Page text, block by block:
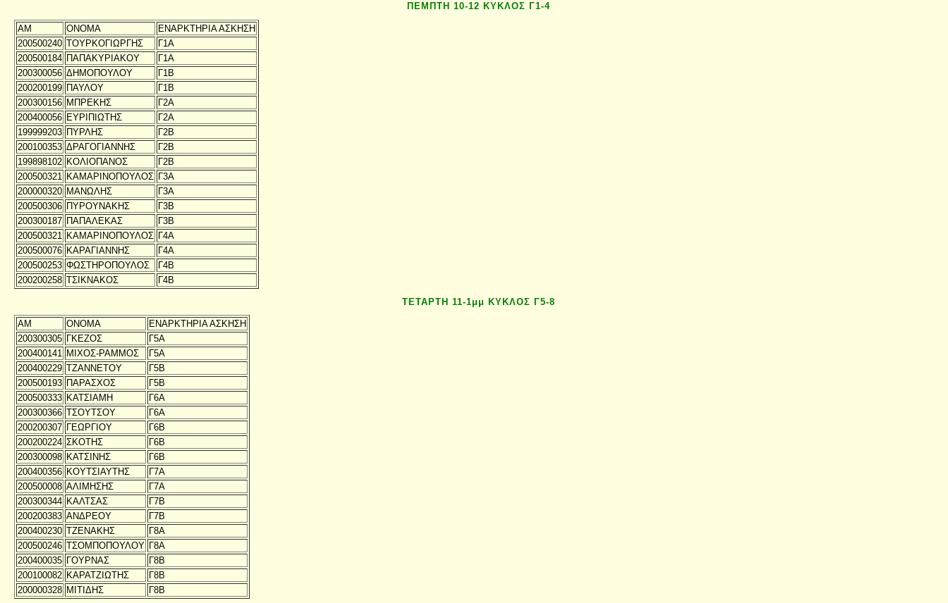
ΠΕΜΠΤΗ 10-12 ΚΥΚΛΟΣ Γ1-4
ΑΜ ΟΝΟΜΑ
ΕΝΑΡΚΤΗΡΙΑ ΑΣΚΗΣΗ
200500240 ΤΟΥΡΚΟΓΙΩΡΓΗΣ
Γ1Α
200500184 ΠΑΠΑΚΥΡΙΑΚΟΥ
Γ1Α
200300056 ΔΗΜΟΠΟΥΛΟΥ
Γ1Β
200200199 ΠΑΥΛΟΥ
Γ1Β
200300156 ΜΠΡΕΚΗΣ
Γ2Α
200400056 ΕΥΡΙΠΙΩΤΗΣ
Γ2Α
199999203 ΠΥΡΛΗΣ
Γ2Β
200100353 ΔΡΑΓΟΓΙΑΝΝΗΣ
Γ2Β
199898102 ΚΟΛΙΟΠΑΝΟΣ
Γ2Β
200500321 ΚΑΜΑΡΙΝΟΠΟΥΛΟΣ Γ3Α
200000320 ΜΑΝΩΛΗΣ
Γ3Α
200500306 ΠΥΡΟΥΝΑΚΗΣ
Γ3Β
200300187 ΠΑΠΑΛΕΚΑΣ
Γ3Β
200500321 ΚΑΜΑΡΙΝΟΠΟΥΛΟΣ Γ4Α
200500076 ΚΑΡΑΓΙΑΝΝΗΣ
Γ4Α
200500253 ΦΩΣΤΗΡΟΠΟΥΛΟΣ
Γ4Β
200200258 ΤΣΙΚΝΑΚΟΣ Γ4Β
ΤΕΤΑΡΤΗ 11-1μμ ΚΥΚΛΟΣ Γ5-8
ΑΜ ΟΝΟΜΑ
ΕΝΑΡΚΤΗΡΙΑ ΑΣΚΗΣΗ
200300305 ΓΚΕΖΟΣ
Γ5Α
200400141 ΜΙΧΟΣ-ΡΑΜΜΟΣ
Γ5Α
200400229 ΤΖΑΝΝΕΤΟΥ
Γ5Β
200500193 ΠΑΡΑΣΧΟΣ
Γ5Β
200500333 ΚΑΤΣΙΑΜΗ
Γ6Α
200300366 ΤΣΟΥΤΣΟΥ
Γ6Α
200200307 ΓΕΩΡΓΙΟΥ
Γ6Β
200200224 ΣΚΟΤΗΣ
Γ6Β
200300098 ΚΑΤΣΙΝΗΣ
Γ6Β
200400356 ΚΟΥΤΣΙΑΥΤΗΣ
Γ7Α
200500008 ΑΛΙΜΗΣΗΣ
Γ7Α
200300344 ΚΑΛΤΣΑΣ
Γ7Β
200200383 ΑΝΔΡΕΟΥ
Γ7Β
200400230 ΤΖΕΝΑΚΗΣ
Γ8Α
200500246 ΤΣΟΜΠΟΠΟΥΛΟΥ Γ8Α
200400035 ΓΟΥΡΝΑΣ
Γ8Β
200100082 ΚΑΡΑΤΖΙΩΤΗΣ
Γ8Β
200000328 ΜΙΤΙΔΗΣ Γ8Β